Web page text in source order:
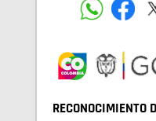
RECONOCIMIENTO